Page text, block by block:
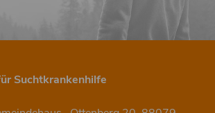
Suchtkrankenhilfe